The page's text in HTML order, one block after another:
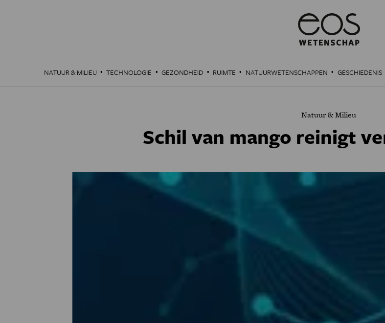
NATUUR & MILIEU · TECHNOLOGIE · GEZONDHEID · RUIMTE · NATUURWETENSCHAPPEN · GESCHIEDENIS
Natuur & Milieu
Schil van mango reinigt